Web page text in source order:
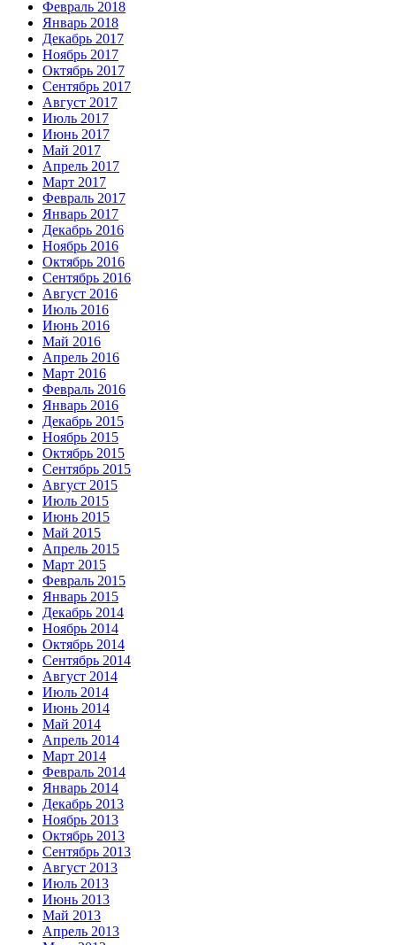
Февраль 2018
Январь 2018
Декабрь 2017
Ноябрь 2017
Октябрь 2017
Сентябрь 2017
Август 2017
Июль 2017
Июнь 2017
Май 2017
Апрель 2017
Март 2017
Февраль 2017
Январь 2017
Декабрь 2016
Ноябрь 2016
Октябрь 2016
Сентябрь 2016
Август 2016
Июль 2016
Июнь 2016
Май 2016
Апрель 2016
Март 2016
Февраль 2016
Январь 2016
Декабрь 2015
Ноябрь 2015
Октябрь 2015
Сентябрь 2015
Август 2015
Июль 2015
Июнь 2015
Май 2015
Апрель 2015
Март 2015
Февраль 2015
Январь 2015
Декабрь 2014
Ноябрь 2014
Октябрь 2014
Сентябрь 2014
Август 2014
Июль 2014
Июнь 2014
Май 2014
Апрель 2014
Март 2014
Февраль 2014
Январь 2014
Декабрь 2013
Ноябрь 2013
Октябрь 2013
Сентябрь 2013
Август 2013
Июль 2013
Июнь 2013
Май 2013
Апрель 2013